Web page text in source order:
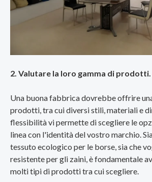
2. Valutare la loro gamma di prodotti.
Una buona fabbrica dovrebbe offrire
prodotti, tra cui diversi stili, materiali e
flessibilità vi permette di scegliere le
linea con l'identità del vostro marchio.
tessuto ecologico per le borse, sia che
resistente per gli zaini, è fondamentale
molti tipi di prodotti tra cui scegliere.